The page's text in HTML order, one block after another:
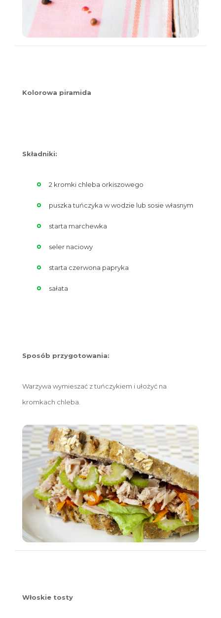
Kolorowa piramida
Składniki:
2 kromki chleba orkiszowego
puszka tuńczyka w wodzie lub sosie własnym
starta marchewka
seler naciowy
starta czerwona papryka
sałata
Sposób przygotowania:
Warzywa wymieszać z tuńczykiem i ułożyć na
kromkach chleba.
Włoskie tosty